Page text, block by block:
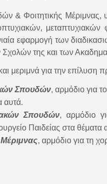
& Φοιτητικής Μέριμνας,
εφαρμογή των
της και των
και μεριμνά για την
Σπουδών, αρμόδιο για
αυτά.
Σπουδών, αρμόδιο
Παιδείας στα θέματα
, αρμόδιο για τη